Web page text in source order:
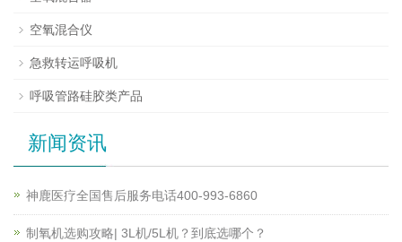
空氧混合仪
急救转运呼吸机
呼吸管路硅胶类产品
新闻资讯
神鹿医疗全国售后服务电话400-993-6860
制氧机选购攻略| 3L机/5L机？到底选哪个？